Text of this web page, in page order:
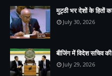
मुट्ठी भर देशों के हितों
July 30, 2026
बीजिंग में विदेश सचिव
July 29, 2026